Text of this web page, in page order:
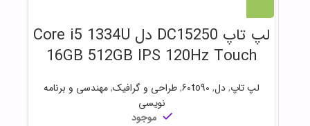
لپ تاپ DC15250 دل Core i5 1334U
16GB 512GB IPS 120Hz Touch
لپ تاپ,دل,
60to90
,طراحی و گرافیک,مهندسی و برنامه
نویسی
موجود